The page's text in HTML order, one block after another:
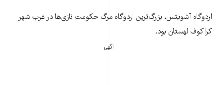
اردوگاه آشويتس، بزرگ‌ترين اردوگاه مرگ حکومت نازی‌ها در غرب شهر
کراکوف لهستان بود.
آگهی